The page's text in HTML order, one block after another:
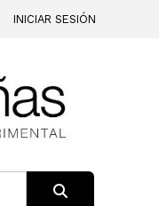
INICIAR SESIÓN